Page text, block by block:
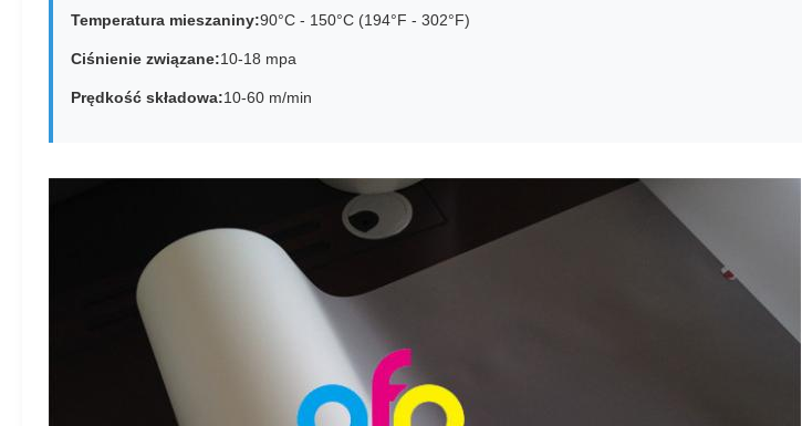
Temperatura mieszaniny:90°C - 150°C (194°F - 302°F)
Ciśnienie związane:10-18 mpa
Prędkość składowa:10-60 m/min